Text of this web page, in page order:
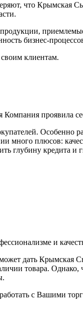
что Крымская
бизнес-
своим клиентам.
проявила
плюсов:
глубину кредита и
и
дать
товара.
с Вашими